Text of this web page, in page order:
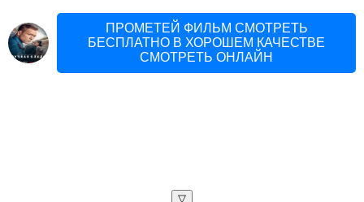
ПРОМЕТЕЙ ФИЛЬМ СМОТРЕТЬ
БЕСПЛАТНО В ХОРОШЕМ КАЧЕСТВЕ
СМОТРЕТЬ ОНЛАЙН
▽